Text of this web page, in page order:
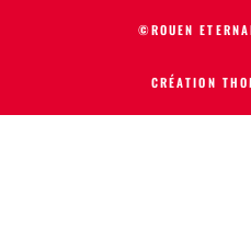
©ROUEN
CRÉATION